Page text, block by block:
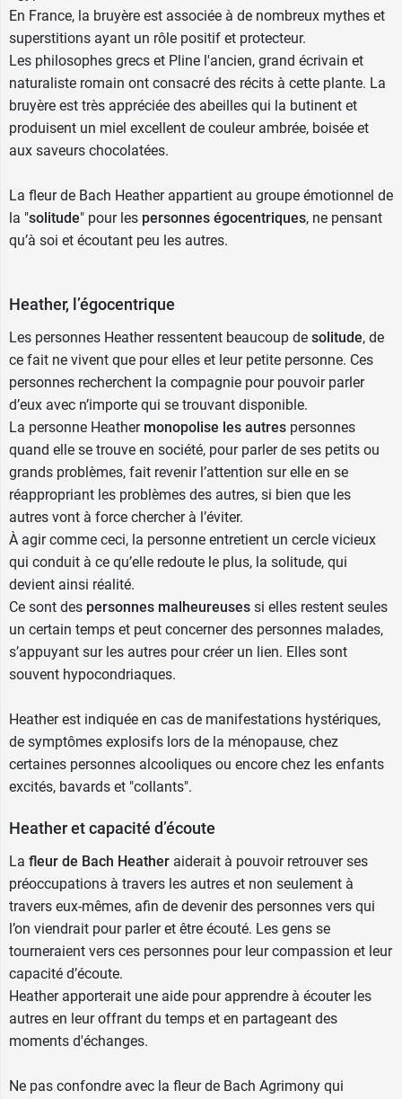
En France, la bruyère est associée à de nombreux mythes et
superstitions ayant un rôle positif et protecteur.
Les philosophes grecs et Pline l'ancien, grand écrivain et
naturaliste romain ont consacré des récits à cette plante. La
bruyère est très appréciée des abeilles qui la butinent et
produisent un miel excellent de couleur ambrée, boisée et
aux saveurs chocolatées.
La fleur de Bach Heather appartient au groupe émotionnel de
la "solitude" pour les personnes égocentriques, ne pensant
qu’à soi et écoutant peu les autres.
Heather, l’égocentrique
Les personnes Heather ressentent beaucoup de solitude, de
ce fait ne vivent que pour elles et leur petite personne. Ces
personnes recherchent la compagnie pour pouvoir parler
d’eux avec n’importe qui se trouvant disponible.
La personne Heather monopolise les autres personnes
quand elle se trouve en société, pour parler de ses petits ou
grands problèmes, fait revenir l’attention sur elle en se
réappropriant les problèmes des autres, si bien que les
autres vont à force chercher à l’éviter.
À agir comme ceci, la personne entretient un cercle vicieux
qui conduit à ce qu’elle redoute le plus, la solitude, qui
devient ainsi réalité.
Ce sont des personnes malheureuses si elles restent seules
un certain temps et peut concerner des personnes malades,
s’appuyant sur les autres pour créer un lien. Elles sont
souvent hypocondriaques.
Heather est indiquée en cas de manifestations hystériques,
de symptômes explosifs lors de la ménopause, chez
certaines personnes alcooliques ou encore chez les enfants
excités, bavards et "collants".
Heather et capacité d’écoute
La fleur de Bach Heather aiderait à pouvoir retrouver ses
préoccupations à travers les autres et non seulement à
travers eux-mêmes, afin de devenir des personnes vers qui
l’on viendrait pour parler et être écouté. Les gens se
tourneraient vers ces personnes pour leur compassion et leur
capacité d’écoute.
Heather apporterait une aide pour apprendre à écouter les
autres en leur offrant du temps et en partageant des
moments d'échanges.
Ne pas confondre avec la fleur de Bach Agrimony qui